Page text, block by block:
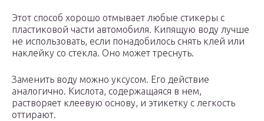
Этот способ хорошо отмывает любые стикеры с
пластиковой части автомобиля. Кипящую воду лучше
не использовать, если понадобилось снять клей или
наклейку со стекла. Оно может треснуть.
Заменить воду можно уксусом. Его действие
аналогично. Кислота, содержащаяся в нем,
растворяет клеевую основу, и этикетку с легкость
оттирают.